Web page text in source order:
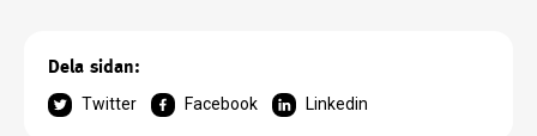
Dela sidan:
Twitter Facebook Linkedin